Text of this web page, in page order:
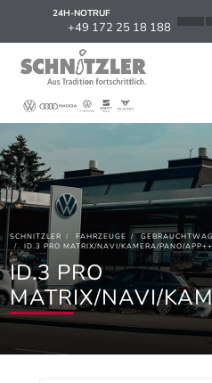
24H-NOTRUF
+49 172 25 18 188News
Kontakt
Über
EU Data
SCHNITZLER FAHRZEUGE
ID.3 PRO MATRIX/NAVI/KAMERA/PANO/
ID.3 PRO
MATRIX/NAVI/